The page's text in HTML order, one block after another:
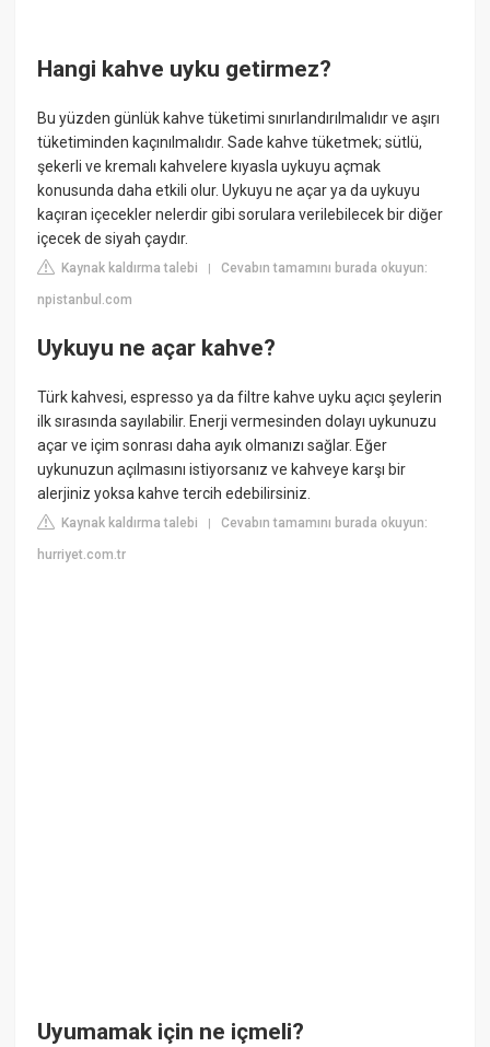
Hangi kahve uyku getirmez?
Bu yüzden günlük kahve tüketimi sınırlandırılmalıdır ve aşırı
tüketiminden kaçınılmalıdır. Sade kahve tüketmek; sütlü,
şekerli ve kremalı kahvelere kıyasla uykuyu açmak
konusunda daha etkili olur. Uykuyu ne açar ya da uykuyu
kaçıran içecekler nelerdir gibi sorulara verilebilecek bir diğer
içecek de siyah çaydır.
Kaynak kaldırma talebi |Cevabın tamamını burada okuyun:
npistanbul.com
Uykuyu ne açar kahve?
Türk kahvesi, espresso ya da filtre kahve uyku açıcı şeylerin
ilk sırasında sayılabilir. Enerji vermesinden dolayı uykunuzu
açar ve içim sonrası daha ayık olmanızı sağlar. Eğer
uykunuzun açılmasını istiyorsanız ve kahveye karşı bir
alerjiniz yoksa kahve tercih edebilirsiniz.
Kaynak kaldırma talebi |Cevabın tamamını burada okuyun:
hurriyet.com.tr
Uyumamak için ne içmeli?